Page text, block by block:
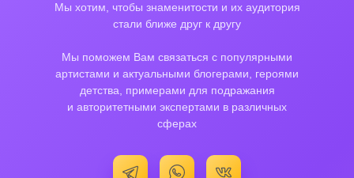
Мы хотим, чтобы знаменитости и их аудитория
стали ближе друг к другу
Мы поможем Вам связаться с популярными
артистами и актуальными блогерами, героями
детства, примерами для подражания
и авторитетными экспертами в различных
сферах